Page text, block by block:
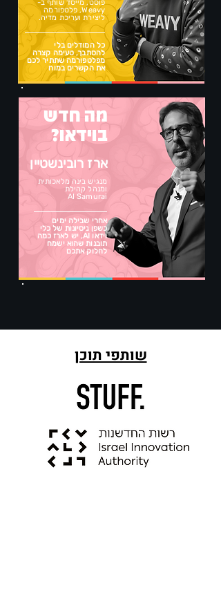
שותפי תוכן
פוסט, מייסד שותף ב-
Weavy, פלטפורמה
ליצירת ועריכת מדיה.
כל המודלים בלי
להסתבך, טעימה קצרה
מפלטפורמה שתתיר לכם
את הקשרים במוח
מה חדש
בוידאו?
ארז רובינשטיין
מנגיש בינה מלאכותית
ומנהל קהילת
AI Samurai
אחרי שבילה ימים
כשפן ניסיונות של כלי
וידאו AI, יש לארז כמה
תובנות שהוא ישמח
לחלוק אתכם